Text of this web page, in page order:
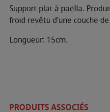
Support plat à paëlla.
froid revêtu d'une couche
Longueur: 15cm.
PRODUITS ASSOCIÉS